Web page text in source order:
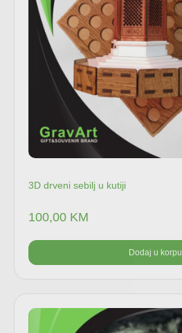
3D drveni sebilj u kutiji
100,00 KM
Dodaj u korpu